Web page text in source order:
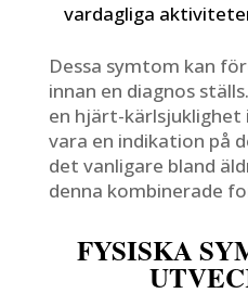
vardagliga
Dessa symtom kan
innan en diagnos
en hjärt-kärlsjuklighet
vara en indikation på
det vanligare bland
denna kombinerade
FYSISKA